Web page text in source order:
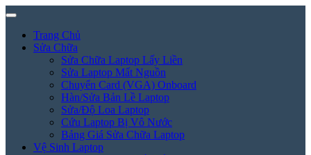
Trang Chủ
Sửa Chữa
Sửa Chữa Laptop Lấy Liền
Sửa Laptop Mất Nguồn
Chuyển Card (VGA) Onboard
Hàn/Sửa Bản Lề Laptop
Sửa/Độ Loa Laptop
Cứu Laptop Bị Vô Nước
Bảng Giá Sửa Chữa Laptop
Vệ Sinh Laptop